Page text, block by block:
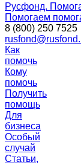
Русфонд.
Помогаем
8 (800) 250 7525
Как
помочь
Кому
помочь
Получить
помощь
Для
бизнеса
Особый
случай
Статьи,